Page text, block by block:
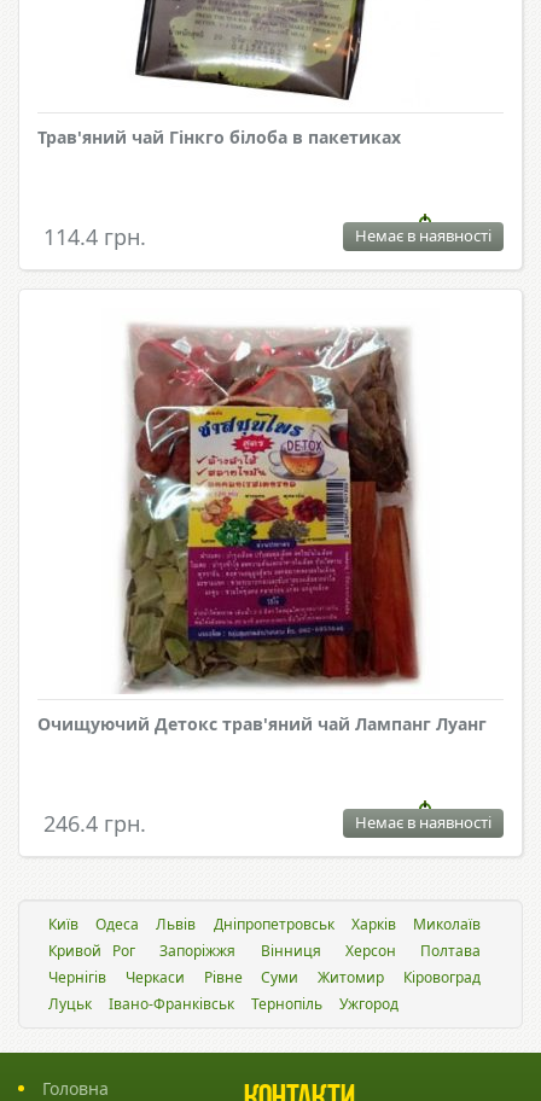
Трав'яний чай Гінкго білоба в пакетиках
114.4 грн. Немає в наявності
Очищуючий Детокс трав'яний чай Лампанг Луанг
246.4 грн. Немає в наявності
Київ Одеса Львiв Дніпропетровськ Харків
Миколаїв
Кривой Рог
Запоріжжя Вінниця Херсон
Полтава
Чернігів
Черкаси Рівне Суми Житомир
Кіровоград
Луцьк
Івано-Франківськ Тернопіль Ужгород
Головна